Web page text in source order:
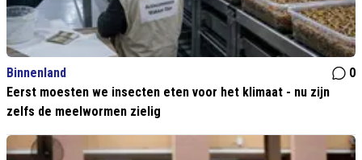
Binnenland
0
Eerst moesten we insecten eten voor het klimaat - nu zijn
zelfs de meelwormen zielig